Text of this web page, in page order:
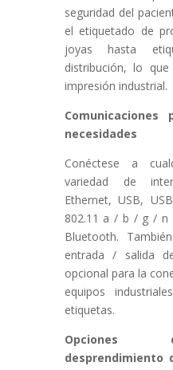
seguridad del
el etiquetado de
joyas hasta
distribución, lo
impresión industrial.
necesidades
Conéctese a
variedad de
Ethernet, USB,
802.11 a / b / g / n
Bluetooth.
entrada / salida
opcional para la
equipos
etiquetas.
Opciones
desprendimiento